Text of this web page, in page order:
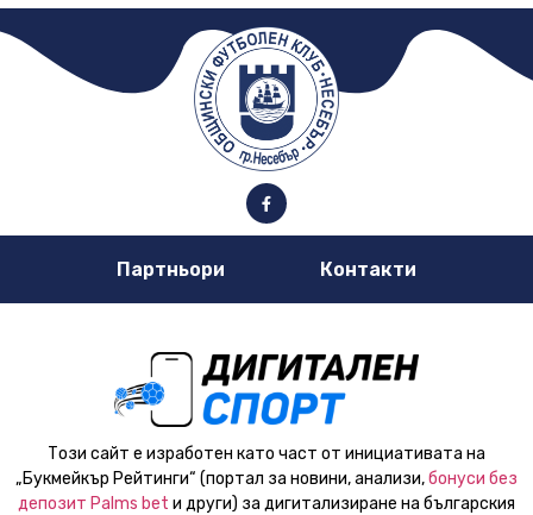
Партньори Контакти
Този сайт е изработен като част от инициативата на
„Букмейкър Рейтинги“ (портал за новини, анализи,бонуси без
депозит Palms bet и други) за дигитализиране на българския